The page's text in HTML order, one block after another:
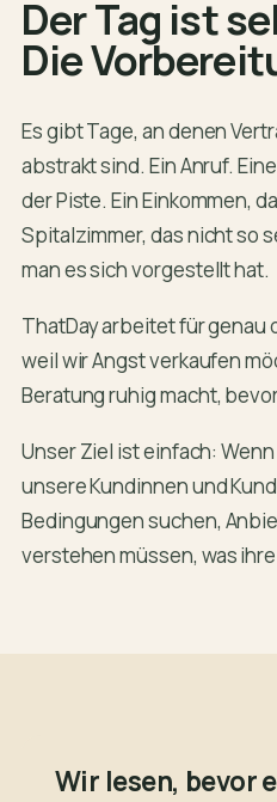
Der Tag ist
Die
Es gibt Tage, an denen
abstrakt sind. Ein Anruf.
der Piste. Ein Einkommen,
Spitalzimmer, das nicht so
man es sich vorgestellt hat.
ThatDay arbeitet für genau
weil wir Angst verkaufen
Beratung ruhig macht,
Unser Ziel ist einfach:
unsere Kundinnen und
Bedingungen suchen,
verstehen müssen, was
Wir lesen, bevor